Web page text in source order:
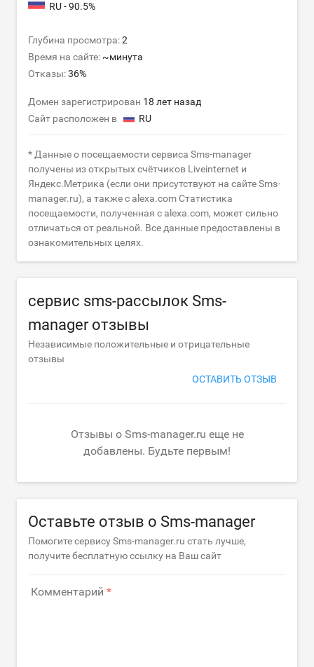
RU - 90.5%
Глубина просмотра:2
Время на сайте: ~минута
Отказы:36%
Домен зарегистрирован 18 лет назад
Сайт расположен в
RU
* Данные о посещаемости сервиса Sms-manager
получены из открытых счётчиков Liveinternet и
Яндекс.Метрика (если они присутствуют на сайте Sms-
manager.ru), а также с alexa.com Статистика
посещаемости, полученная с alexa.com, может сильно
отличаться от реальной. Все данные предоставлены в
ознакомительных целях.
сервис sms-рассылок Sms-
manager отзывы
Независимые положительные и отрицательные
отзывы
ОСТАВИТЬ ОТЗЫВ
Отзывы о Sms-manager.ru еще не
добавлены. Будьте первым!
Оставьте отзыв о Sms-manager
Помогите сервису Sms-manager.ru стать лучше,
получите бесплатную ссылку на Ваш сайт
Комментарий